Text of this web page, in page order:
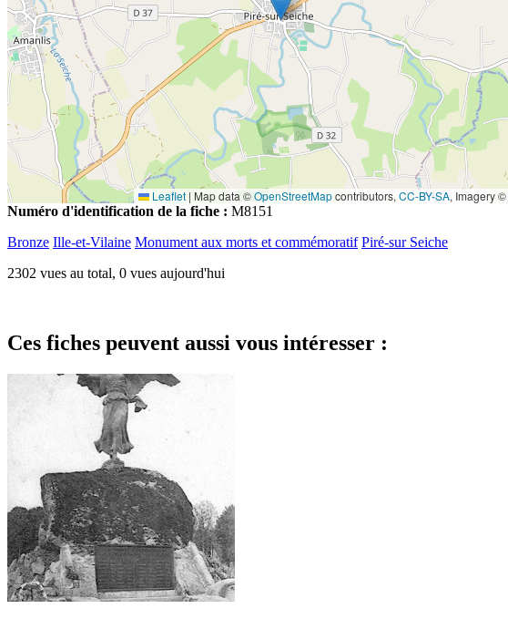
Leaflet | Map data ©OpenStreetMapcontributors, CC-BY-SA, Imagery ©
Numéro d'identification de la fiche : M8151
Bronze Ille-et-Vilaine Monument aux morts et commémoratif Piré-sur Seiche
2302 vues au total, 0 vues aujourd'hui
Ces fiches peuvent aussi vous intéresser :